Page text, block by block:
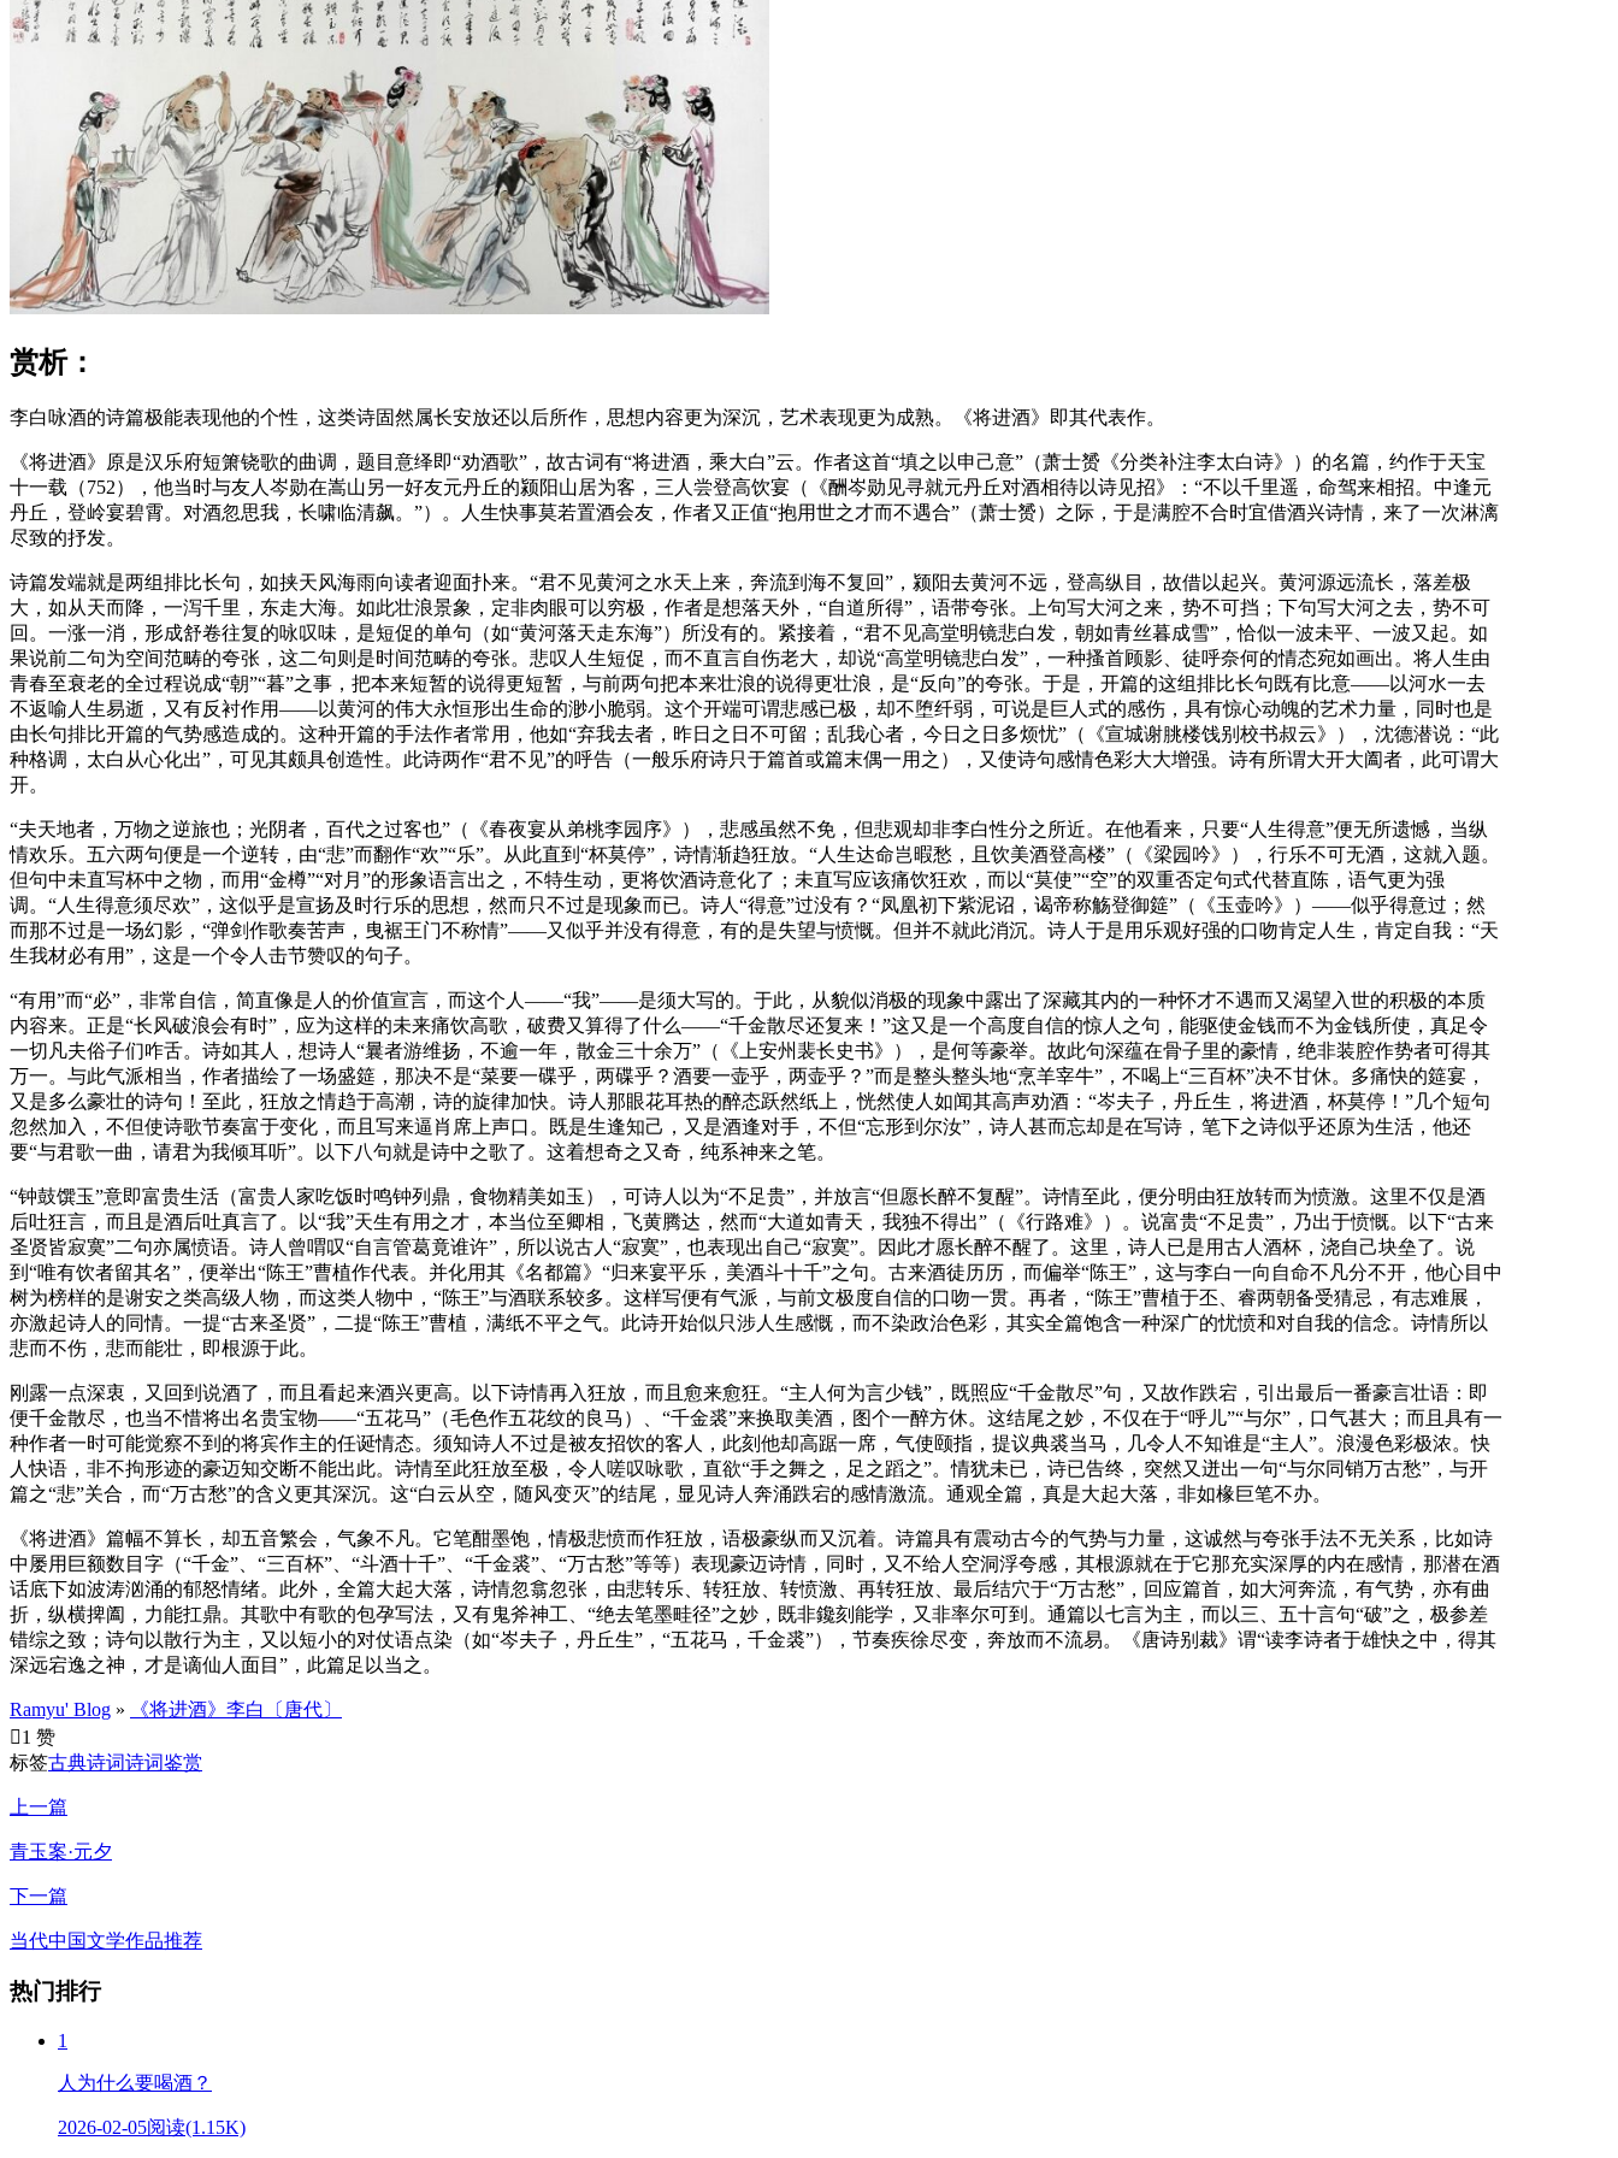
赏析：
李白咏酒的诗篇极能表现他的个性，这类诗固然属长安放还以后所作，思想内容更为深沉，艺术表现更为成熟。《将进酒》即其代表作。
《将进酒》原是汉乐府短箫铙歌的曲调，题目意绎即“劝酒歌”，故古词有“将进酒，乘大白”云。作者这首“填之以申己意”（萧士赟《分类补注李太白诗》）的名篇，约作于天宝
十一载（752），他当时与友人岑勋在嵩山另一好友元丹丘的颍阳山居为客，三人尝登高饮宴（《酬岑勋见寻就元丹丘对酒相待以诗见招》：“不以千里遥，命驾来相招。中逢元
丹丘，登岭宴碧霄。对酒忽思我，长啸临清飙。”）。人生快事莫若置酒会友，作者又正值“抱用世之才而不遇合”（萧士赟）之际，于是满腔不合时宜借酒兴诗情，来了一次淋漓
尽致的抒发。
诗篇发端就是两组排比长句，如挟天风海雨向读者迎面扑来。“君不见黄河之水天上来，奔流到海不复回”，颍阳去黄河不远，登高纵目，故借以起兴。黄河源远流长，落差极
大，如从天而降，一泻千里，东走大海。如此壮浪景象，定非肉眼可以穷极，作者是想落天外，“自道所得”，语带夸张。上句写大河之来，势不可挡；下句写大河之去，势不可
回。一涨一消，形成舒卷往复的咏叹味，是短促的单句（如“黄河落天走东海”）所没有的。紧接着，“君不见高堂明镜悲白发，朝如青丝暮成雪”，恰似一波未平、一波又起。如
果说前二句为空间范畴的夸张，这二句则是时间范畴的夸张。悲叹人生短促，而不直言自伤老大，却说“高堂明镜悲白发”，一种搔首顾影、徒呼奈何的情态宛如画出。将人生由
青春至衰老的全过程说成“朝”“暮”之事，把本来短暂的说得更短暂，与前两句把本来壮浪的说得更壮浪，是“反向”的夸张。于是，开篇的这组排比长句既有比意——以河水一去
不返喻人生易逝，又有反衬作用——以黄河的伟大永恒形出生命的渺小脆弱。这个开端可谓悲感已极，却不堕纤弱，可说是巨人式的感伤，具有惊心动魄的艺术力量，同时也是
由长句排比开篇的气势感造成的。这种开篇的手法作者常用，他如“弃我去者，昨日之日不可留；乱我心者，今日之日多烦忧”（《宣城谢朓楼饯别校书叔云》），沈德潜说：“此
种格调，太白从心化出”，可见其颇具创造性。此诗两作“君不见”的呼告（一般乐府诗只于篇首或篇末偶一用之），又使诗句感情色彩大大增强。诗有所谓大开大阖者，此可谓大
开。
“夫天地者，万物之逆旅也；光阴者，百代之过客也”（《春夜宴从弟桃李园序》），悲感虽然不免，但悲观却非李白性分之所近。在他看来，只要“人生得意”便无所遗憾，当纵
情欢乐。五六两句便是一个逆转，由“悲”而翻作“欢”“乐”。从此直到“杯莫停”，诗情渐趋狂放。“人生达命岂暇愁，且饮美酒登高楼”（《梁园吟》），行乐不可无酒，这就入题。
但句中未直写杯中之物，而用“金樽”“对月”的形象语言出之，不特生动，更将饮酒诗意化了；未直写应该痛饮狂欢，而以“莫使”“空”的双重否定句式代替直陈，语气更为强
调。“人生得意须尽欢”，这似乎是宣扬及时行乐的思想，然而只不过是现象而已。诗人“得意”过没有？“凤凰初下紫泥诏，谒帝称觞登御筵”（《玉壶吟》）——似乎得意过；然
而那不过是一场幻影，“弹剑作歌奏苦声，曳裾王门不称情”——又似乎并没有得意，有的是失望与愤慨。但并不就此消沉。诗人于是用乐观好强的口吻肯定人生，肯定自我：“天
生我材必有用”，这是一个令人击节赞叹的句子。
“有用”而“必”，非常自信，简直像是人的价值宣言，而这个人——“我”——是须大写的。于此，从貌似消极的现象中露出了深藏其内的一种怀才不遇而又渴望入世的积极的本质
内容来。正是“长风破浪会有时”，应为这样的未来痛饮高歌，破费又算得了什么——“千金散尽还复来！”这又是一个高度自信的惊人之句，能驱使金钱而不为金钱所使，真足令
一切凡夫俗子们咋舌。诗如其人，想诗人“曩者游维扬，不逾一年，散金三十余万”（《上安州裴长史书》），是何等豪举。故此句深蕴在骨子里的豪情，绝非装腔作势者可得其
万一。与此气派相当，作者描绘了一场盛筵，那决不是“菜要一碟乎，两碟乎？酒要一壶乎，两壶乎？”而是整头整头地“烹羊宰牛”，不喝上“三百杯”决不甘休。多痛快的筵宴，
又是多么豪壮的诗句！至此，狂放之情趋于高潮，诗的旋律加快。诗人那眼花耳热的醉态跃然纸上，恍然使人如闻其高声劝酒：“岑夫子，丹丘生，将进酒，杯莫停！”几个短句
忽然加入，不但使诗歌节奏富于变化，而且写来逼肖席上声口。既是生逢知己，又是酒逢对手，不但“忘形到尔汝”，诗人甚而忘却是在写诗，笔下之诗似乎还原为生活，他还
要“与君歌一曲，请君为我倾耳听”。以下八句就是诗中之歌了。这着想奇之又奇，纯系神来之笔。
“钟鼓馔玉”意即富贵生活（富贵人家吃饭时鸣钟列鼎，食物精美如玉），可诗人以为“不足贵”，并放言“但愿长醉不复醒”。诗情至此，便分明由狂放转而为愤激。这里不仅是酒
后吐狂言，而且是酒后吐真言了。以“我”天生有用之才，本当位至卿相，飞黄腾达，然而“大道如青天，我独不得出”（《行路难》）。说富贵“不足贵”，乃出于愤慨。以下“古来
圣贤皆寂寞”二句亦属愤语。诗人曾喟叹“自言管葛竟谁许”，所以说古人“寂寞”，也表现出自己“寂寞”。因此才愿长醉不醒了。这里，诗人已是用古人酒杯，浇自己块垒了。说
到“唯有饮者留其名”，便举出“陈王”曹植作代表。并化用其《名都篇》“归来宴平乐，美酒斗十千”之句。古来酒徒历历，而偏举“陈王”，这与李白一向自命不凡分不开，他心目中
树为榜样的是谢安之类高级人物，而这类人物中，“陈王”与酒联系较多。这样写便有气派，与前文极度自信的口吻一贯。再者，“陈王”曹植于丕、睿两朝备受猜忌，有志难展，
亦激起诗人的同情。一提“古来圣贤”，二提“陈王”曹植，满纸不平之气。此诗开始似只涉人生感慨，而不染政治色彩，其实全篇饱含一种深广的忧愤和对自我的信念。诗情所以
悲而不伤，悲而能壮，即根源于此。
刚露一点深衷，又回到说酒了，而且看起来酒兴更高。以下诗情再入狂放，而且愈来愈狂。“主人何为言少钱”，既照应“千金散尽”句，又故作跌宕，引出最后一番豪言壮语：即
便千金散尽，也当不惜将出名贵宝物——“五花马”（毛色作五花纹的良马）、“千金裘”来换取美酒，图个一醉方休。这结尾之妙，不仅在于“呼儿”“与尔”，口气甚大；而且具有一
种作者一时可能觉察不到的将宾作主的任诞情态。须知诗人不过是被友招饮的客人，此刻他却高踞一席，气使颐指，提议典裘当马，几令人不知谁是“主人”。浪漫色彩极浓。快
人快语，非不拘形迹的豪迈知交断不能出此。诗情至此狂放至极，令人嗟叹咏歌，直欲“手之舞之，足之蹈之”。情犹未已，诗已告终，突然又迸出一句“与尔同销万古愁”，与开
篇之“悲”关合，而“万古愁”的含义更其深沉。这“白云从空，随风变灭”的结尾，显见诗人奔涌跌宕的感情激流。通观全篇，真是大起大落，非如椽巨笔不办。
《将进酒》篇幅不算长，却五音繁会，气象不凡。它笔酣墨饱，情极悲愤而作狂放，语极豪纵而又沉着。诗篇具有震动古今的气势与力量，这诚然与夸张手法不无关系，比如诗
中屡用巨额数目字（“千金”、“三百杯”、“斗酒十千”、“千金裘”、“万古愁”等等）表现豪迈诗情，同时，又不给人空洞浮夸感，其根源就在于它那充实深厚的内在感情，那潜在酒
话底下如波涛汹涌的郁怒情绪。此外，全篇大起大落，诗情忽翕忽张，由悲转乐、转狂放、转愤激、再转狂放、最后结穴于“万古愁”，回应篇首，如大河奔流，有气势，亦有曲
折，纵横捭阖，力能扛鼎。其歌中有歌的包孕写法，又有鬼斧神工、“绝去笔墨畦径”之妙，既非鑱刻能学，又非率尔可到。通篇以七言为主，而以三、五十言句“破”之，极参差
错综之致；诗句以散行为主，又以短小的对仗语点染（如“岑夫子，丹丘生”，“五花马，千金裘”），节奏疾徐尽变，奔放而不流易。《唐诗别裁》谓“读李诗者于雄快之中，得其
深远宕逸之神，才是谪仙人面目”，此篇足以当之。
Ramyu' Blog »
《将进酒》李白〔唐代〕
1 赞
标签古典诗词诗词鉴赏
上一篇
青玉案·元夕
下一篇
当代中国文学作品推荐
热门排行
1
人为什么要喝酒？
2026-02-05阅读(1.15K)